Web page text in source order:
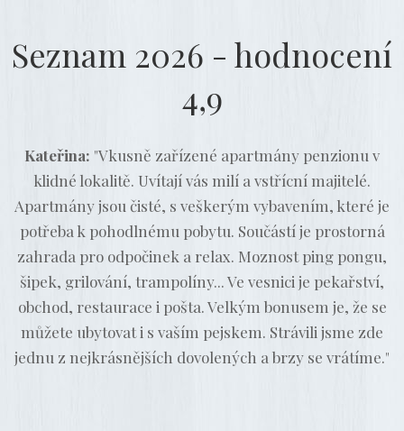
Seznam 2026 - hodnocení
4,9
Kateřina: "Vkusně zařízené apartmány penzionu v
klidné lokalitě. Uvítají vás milí a vstřícní majitelé.
Apartmány jsou čisté, s veškerým vybavením, které je
potřeba k pohodlnému pobytu. Součástí je prostorná
zahrada pro odpočinek a relax. Moznost ping pongu,
šipek, grilování, trampolíny... Ve vesnici je pekařství,
obchod, restaurace i pošta. Velkým bonusem je, že se
můžete ubytovat i s vaším pejskem. Strávili jsme zde
jednu z nejkrásnějších dovolených a brzy se vrátíme."